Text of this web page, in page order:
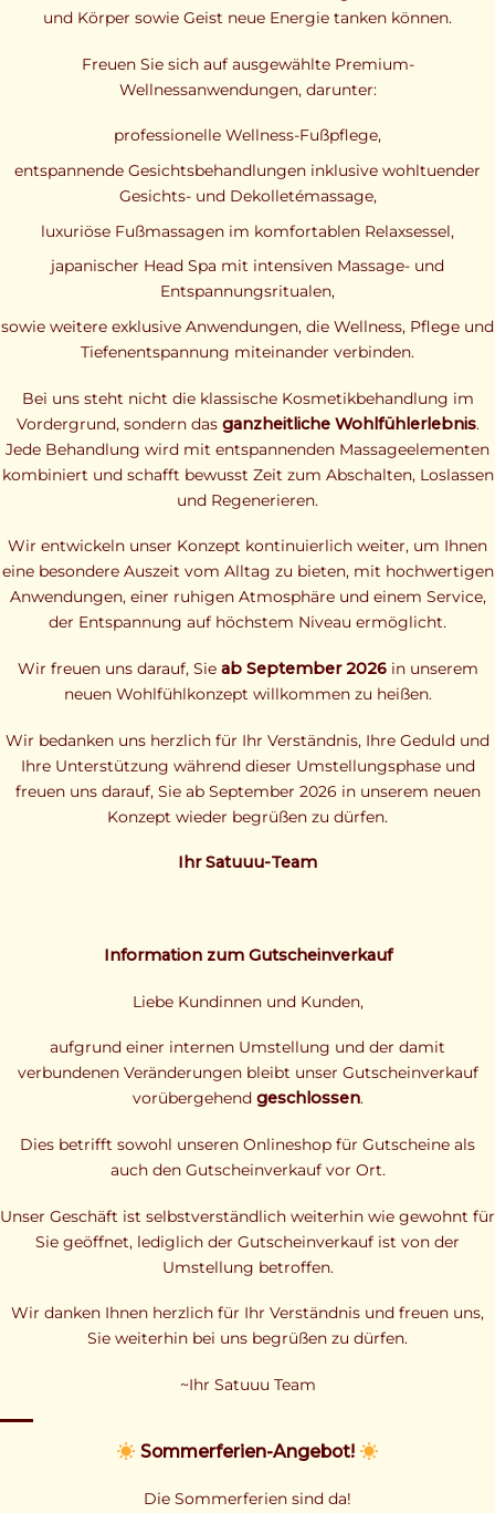
und Körper sowie Geist neue Energie tanken können.
Freuen Sie sich auf ausgewählte Premium-
Wellnessanwendungen, darunter:
professionelle Wellness-Fußpflege,
entspannende Gesichtsbehandlungen inklusive wohltuender
Gesichts- und Dekolletémassage,
luxuriöse Fußmassagen im komfortablen Relaxsessel,
japanischer Head Spa mit intensiven Massage- und
Entspannungsritualen,
sowie weitere exklusive Anwendungen, die Wellness, Pflege und
Tiefenentspannung miteinander verbinden.
Bei uns steht nicht die klassische Kosmetikbehandlung im
Vordergrund, sondern das ganzheitliche Wohlfühlerlebnis.
Jede Behandlung wird mit entspannenden Massageelementen
kombiniert und schafft bewusst Zeit zum Abschalten, Loslassen
und Regenerieren.
Wir entwickeln unser Konzept kontinuierlich weiter, um Ihnen
eine besondere Auszeit vom Alltag zu bieten, mit hochwertigen
Anwendungen, einer ruhigen Atmosphäre und einem Service,
der Entspannung auf höchstem Niveau ermöglicht.
Wir freuen uns darauf, Sie ab September 2026in unserem
neuen Wohlfühlkonzept willkommen zu heißen.
Wir bedanken uns herzlich für Ihr Verständnis, Ihre Geduld und
Ihre Unterstützung während dieser Umstellungsphase und
freuen uns darauf, Sie ab September 2026 in unserem neuen
Konzept wieder begrüßen zu dürfen.
Ihr Satuuu-Team
Information zum Gutscheinverkauf
Liebe Kundinnen und Kunden,
aufgrund einer internen Umstellung und der damit
verbundenen Veränderungen bleibt unser Gutscheinverkauf
vorübergehend geschlossen.
Dies betrifft sowohl unseren Onlineshop für Gutscheine als
auch den Gutscheinverkauf vor Ort.
Unser Geschäft ist selbstverständlich weiterhin wie gewohnt für
Sie geöffnet, lediglich der Gutscheinverkauf ist von der
Umstellung betroffen.
Wir danken Ihnen herzlich für Ihr Verständnis und freuen uns,
Sie weiterhin bei uns begrüßen zu dürfen.
~Ihr Satuuu Team
Sommerferien-Angebot!
Die Sommerferien sind da!